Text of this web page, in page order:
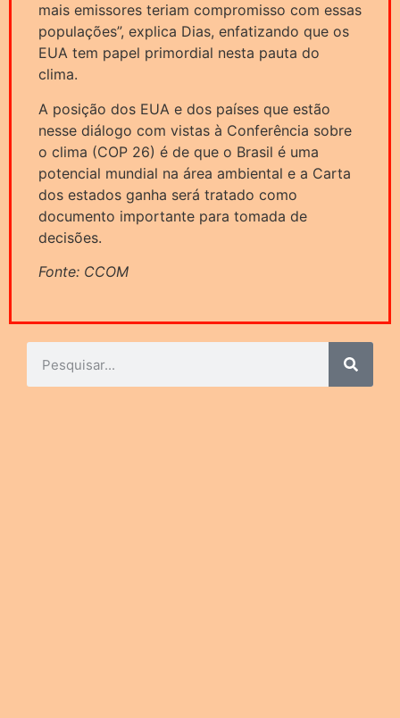
mais emissores teriam compromisso com essas
populações”, explica Dias, enfatizando que os
EUA tem papel primordial nesta pauta do
clima.
A posição dos EUA e dos países que estão
nesse diálogo com vistas à Conferência sobre
o clima (COP 26) é de que o Brasil é uma
potencial mundial na área ambiental e a Carta
dos estados ganha será tratado como
documento importante para tomada de
decisões.
Fonte: CCOM